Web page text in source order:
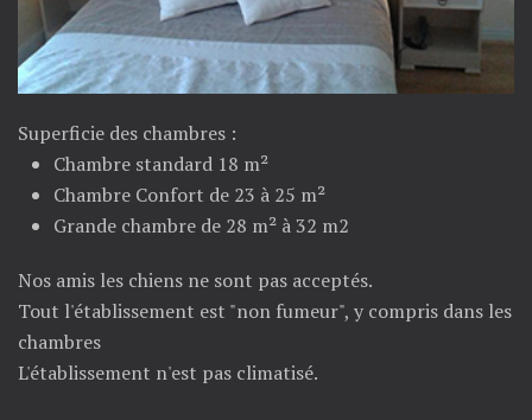
Superficie des chambres :
Chambre standard 18 m²
Chambre Confort de 23 à 25 m²
Grande chambre de 28 m² à 32 m2
Nos amis les chiens ne sont pas acceptés.
Tout l'établissement est "non fumeur", y compris dans les
chambres
L'établissement n'est pas climatisé.